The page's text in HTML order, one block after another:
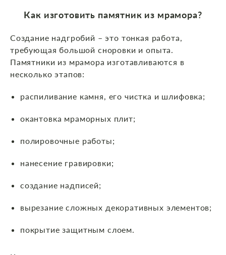
Как изготовить памятник из мрамора?
Создание надгробий – это тонкая работа,
требующая большой сноровки и опыта.
Памятники из мрамора изготавливаются в
несколько этапов:
распиливание камня, его чистка и шлифовка;
окантовка мраморных плит;
полировочные работы;
нанесение гравировки;
создание надписей;
вырезание сложных декоративных элементов;
покрытие защитным слоем.